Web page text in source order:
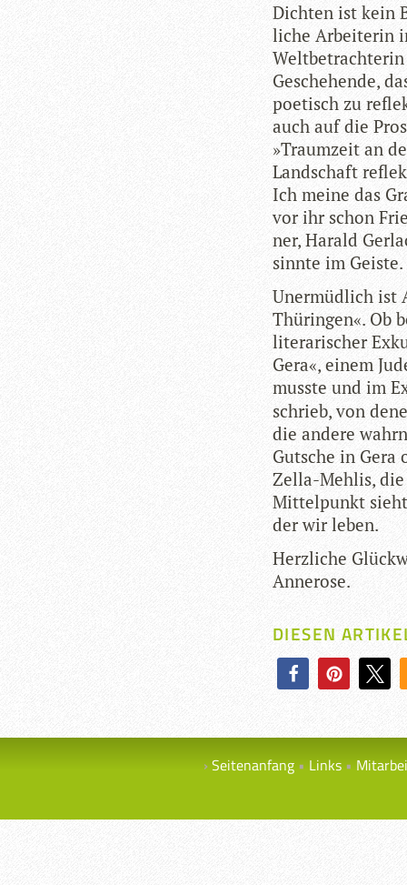
Dich­ten ist kein
li­che Arbei­te­rin
Welt­be­trach­te­rin
Gesche­hende,
poe­tisch zu
auch auf die
»Traum­zeit an
Land­schaft
Ich meine das
vor ihr schon
ner, Harald
sinnte im Geiste.
Uner­müd­lich ist
Thü­rin­gen«. Ob
lite­ra­ri­scher
Gera«, einem
musste und im
schrieb, von
die andere
Gut­sche in
Zella-Meh­lis,
Mit­tel­punkt
der wir leben.
Herz­li­che
Annerose.
DIESEN
Seitenanfang Links